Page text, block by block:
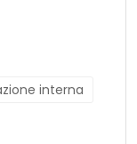
interna